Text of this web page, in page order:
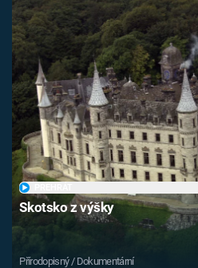
Skotsko z výšky
Přírodopisný / Dokumentární